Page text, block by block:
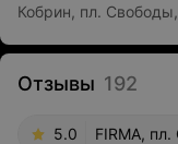
Кобрин, пл.
Отзывы 192
5.0 FIRMA,